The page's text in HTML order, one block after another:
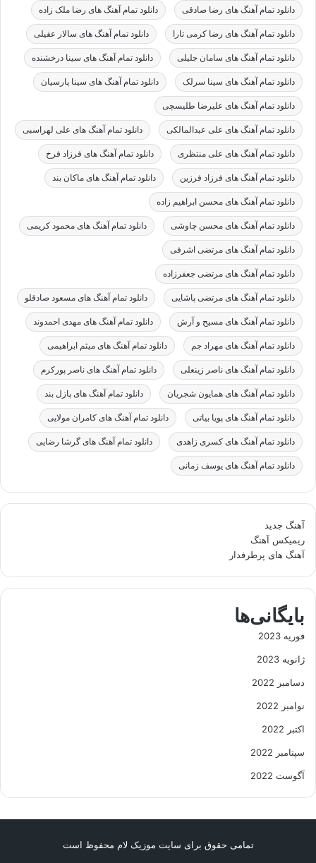
دانلود تمام آهنگ های رضا صادقی دانلود تمام آهنگ های رضا ملک زاده
دانلود تمام آهنگ های رضا کرمی تارا دانلود تمام آهنگ های سالار عقیلی
دانلود تمام آهنگ های سامان جلیلی دانلود تمام آهنگ های سینا درخشنده
دانلود تمام آهنگ های سینا سرلک دانلود تمام آهنگ های سینا پارسیان
دانلود تمام آهنگ های علیرضا طلیسچی
دانلود تمام آهنگ های علی عبدالمالکی دانلود تمام آهنگ های علی لهراسبی
دانلود تمام آهنگ های علی منتظری دانلود تمام آهنگ های فرزاد فرخ
دانلود تمام آهنگ های فرزاد فرزین دانلود تمام آهنگ های ماکان بند
دانلود تمام آهنگ های محسن ابراهیم زاده
دانلود تمام آهنگ های محسن چاوشی دانلود تمام آهنگ های محمود کریمی
دانلود تمام آهنگ های مرتضی اشرفی
دانلود تمام آهنگ های مرتضی جعفرزاده
دانلود تمام آهنگ های مرتضی پاشایی دانلود تمام آهنگ های مسعود صادقلو
دانلود تمام آهنگ های مسیح و آرش دانلود تمام آهنگ های مهدی احمدوند
دانلود تمام آهنگ های مهراد جم دانلود تمام آهنگ های میثم ابراهیمی
دانلود تمام آهنگ های ناصر زینعلی دانلود تمام آهنگ های ناصر پورکرم
دانلود تمام آهنگ های همایون شجریان دانلود تمام آهنگ های پازل بند
دانلود تمام آهنگ های پویا بیاتی دانلود تمام آهنگ های کامران مولایی
دانلود تمام آهنگ های کسری زاهدی دانلود تمام آهنگ های گرشا رضایی
دانلود تمام آهنگ های یوسف زمانی
آهنگ جدید
ریمیکس آهنگ
آهنگ های پرطرفدار
بایگانی‌ها
فوریه 2023
ژانویه 2023
دسامبر 2022
نوامبر 2022
اکتبر 2022
سپتامبر 2022
آگوست 2022
تمامی حقوق برای سایت موزیک لام محفوظ است